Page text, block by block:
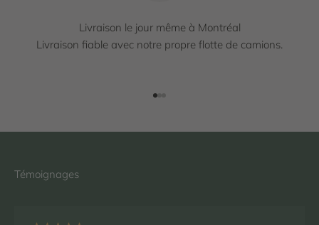
Livraison le jour même à Montréal
Livraison fiable avec notre propre flotte de camions.